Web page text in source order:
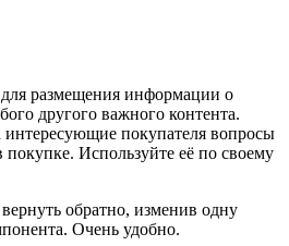
размещения информации о
другого важного контента.
покупателя вопросы
покупке. Используйте её по своему
обратно, изменив одну
Очень удобно.